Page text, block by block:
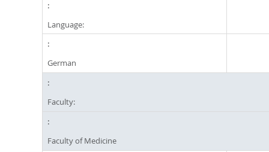
Language:
German
Faculty:
Faculty of Medicine